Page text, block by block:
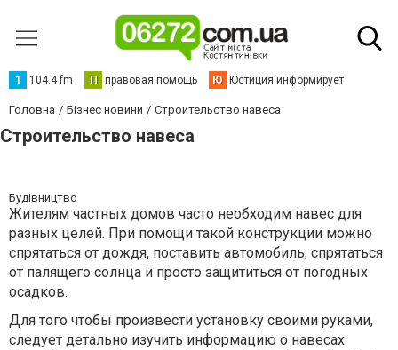
1 104.4 fm П правовая помощь Ю Юстиция информирует
Головна Бізнес новини Строительство навеса
Строительство навеса
Будівництво
Жителям частных домов часто необходим навес для
разных целей. При помощи такой конструкции можно
спрятаться от дождя, поставить автомобиль, спрятаться
от палящего солнца и просто защититься от погодных
осадков.
Для того чтобы произвести установку своими руками,
следует детально изучить информацию о навесах